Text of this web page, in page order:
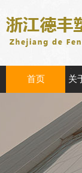
首页 关